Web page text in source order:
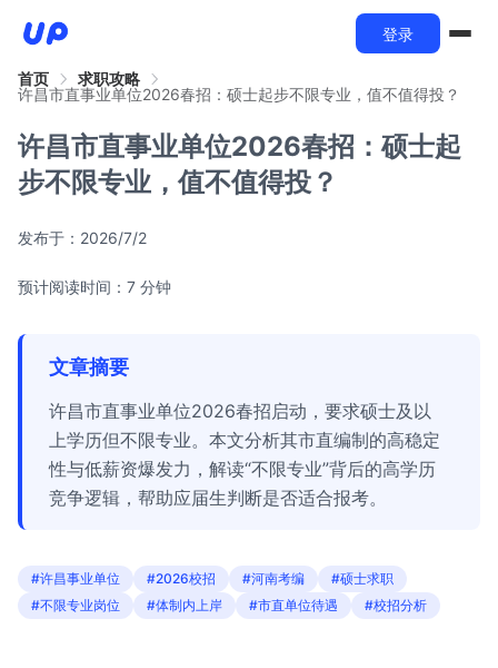
登录
首页
求职攻略
许昌市直事业单位2026春招：硕士起步不限专业，值不值得投？
许昌市直事业单位2026春招：硕士起
步不限专业，值不值得投？
发布于： 2026/7/2
预计阅读时间：7 分钟
文章摘要
许昌市直事业单位2026春招启动，要求硕士及以
上学历但不限专业。本文分析其市直编制的高稳定
性与低薪资爆发力，解读“不限专业”背后的高学历
竞争逻辑，帮助应届生判断是否适合报考。
#许昌事业单位 #2026校招 #河南考编
#硕士求职
#不限专业岗位
#体制内上岸 #市直单位待遇 #校招分析